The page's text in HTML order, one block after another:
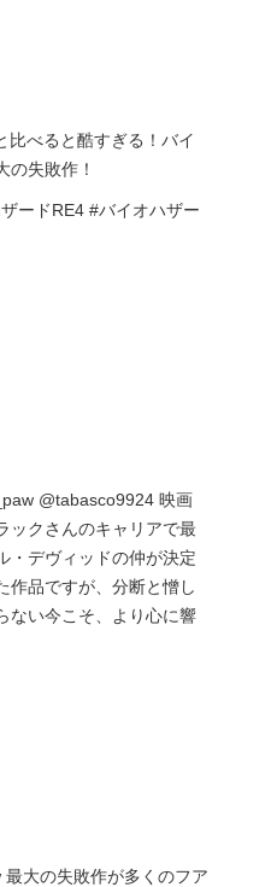
比べると酷すぎる！バイ
の失敗作！
ードRE4 #バイオハザー
@tabasco9924 映画
ックさんのキャリアで最
・デヴィッドの仲が決定
作品ですが、分断と憎し
ない今こそ、より心に響
大の失敗作が多くのフア